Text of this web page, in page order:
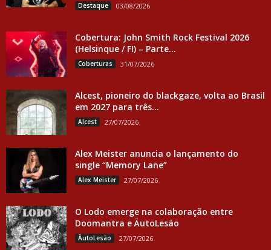
Destaque 03/08/2026
Cobertura: John Smith Rock Festival 2026
(Helsinque / FI) – Parte...
Coberturas 31/07/2026
Alcest, pioneiro do blackgaze, volta ao Brasil
em 2027 para três...
Alcest 27/07/2026
Alex Meister anuncia o lançamento do
single “Memory Lane”
Alex Meister 27/07/2026
O Lodo emerge na colaboração entre
Doomantra e ÄutoLesäo
ÄutoLesäo 27/07/2026